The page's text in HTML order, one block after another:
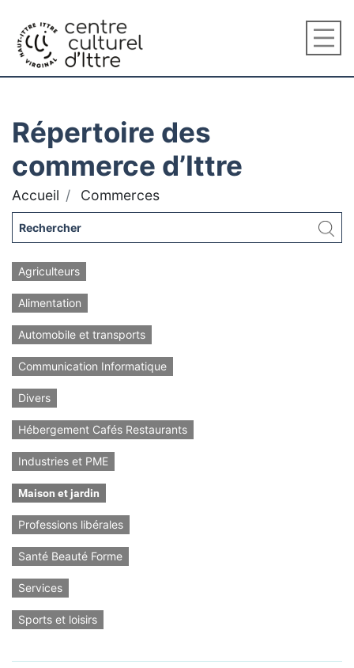
Répertoire des
commerce d’Ittre
Accueil Commerces
Agriculteurs
Alimentation
Automobile et transports
Communication Informatique
Divers
Hébergement Cafés Restaurants
Industries et PME
Maison et jardin
Professions libérales
Santé Beauté Forme
Services
Sports et loisirs